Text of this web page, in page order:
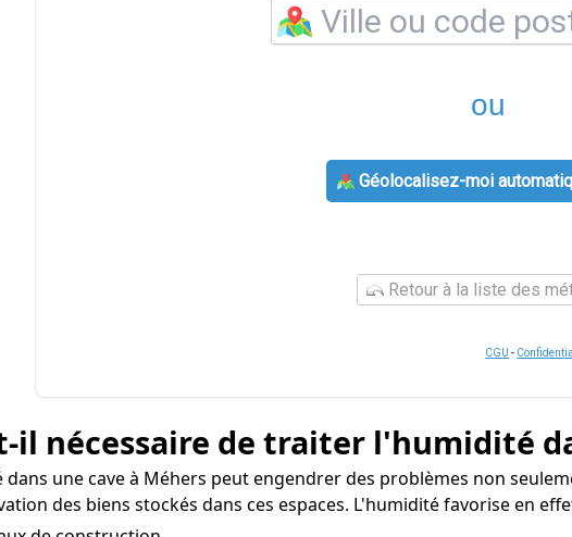
ou
Géolocalisez-moi
Retour à la liste des
CGU -
il nécessaire de traiter l'humidité
dans une cave à Méhers peut engendrer des problèmes non
des biens stockés dans ces espaces. L'humidité favorise en